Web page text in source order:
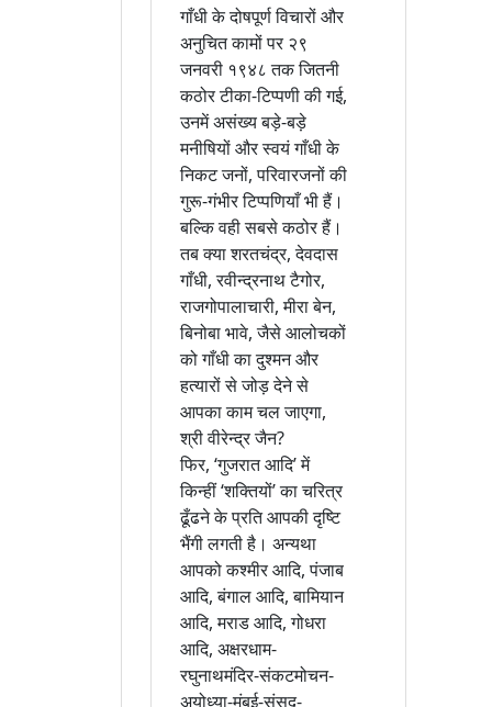
गाँधी के दोषपूर्ण विचारों और
अनुचित कामों पर २९
जनवरी १९४८ तक जितनी
कठोर टीका-टिप्पणी की गई,
उनमें असंख्य बड़े-बड़े
मनीषियों और स्वयं गाँधी के
निकट जनों, परिवारजनों की
गुरू-गंभीर टिप्पणियाँ भी हैं।
बल्कि वही सबसे कठोर हैं।
तब क्या शरतचंद्र, देवदास
गाँधी, रवीन्द्रनाथ टैगोर,
राजगोपालाचारी, मीरा बेन,
बिनोबा भावे, जैसे आलोचकों
को गाँधी का दुश्मन और
हत्यारों से जोड़ देने से
आपका काम चल जाएगा,
श्री वीरेन्द्र जैन?
फिर, ‘गुजरात आदि’ में
किन्हीं ‘शक्तियों’ का चरित्र
ढूँढने के प्रति आपकी दृष्टि
भैंगी लगती है। अन्यथा
आपको कश्मीर आदि, पंजाब
आदि, बंगाल आदि, बामियान
आदि, मराड आदि, गोधरा
आदि, अक्षरधाम-
रघुनाथमंदिर-संकटमोचन-
अयोध्या-मुंबई-संसद-